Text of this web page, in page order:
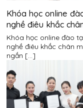
Khóa học online
nghề điêu khắc
ngắn hạn
Khóa học online đào
nghề điêu khắc chân
ngắn [...]